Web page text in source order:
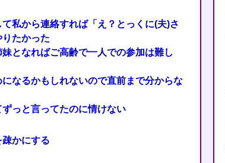
私から連絡すれば「え？とっくに(夫)さ
たかった
となればご高齢で一人での参加は難し
なるかもしれないので直前まで分からな
っと言ってたのに情けない
かにする